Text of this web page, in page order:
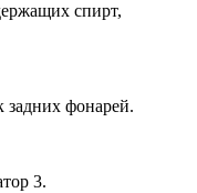
спирт,
задних фонарей.
3.